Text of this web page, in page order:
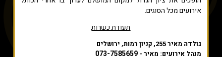
אירועים מכל הסוגים.
תעודת כשרות
גולדה מאיר 255, קניון רמות, ירושלים
מנהל אירועים: מאיר - 073-7585659